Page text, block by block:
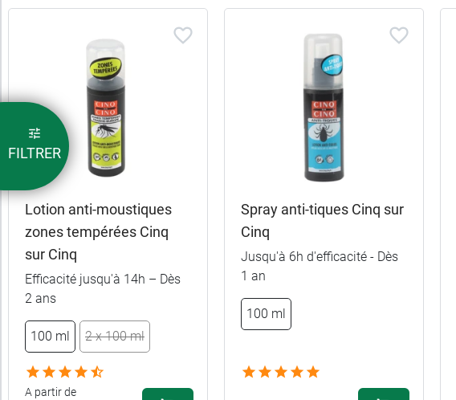
FILTRER
parfumé
Lotion anti-moustiques
zones tempérées Cinq
sur Cinq
Efficacité jusqu'à 14h – Dès
2 ans
100 ml 2 x 100 ml
A partir de
Spray anti-tiques Cinq sur
Cinq
Jusqu'à 6h d'efficacité - Dès
1 an
100 ml